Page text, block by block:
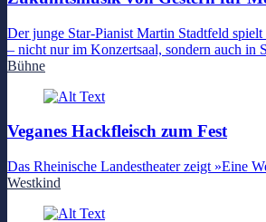
Der junge Star-Pianist Martin Stadtfeld spielt
– nicht nur im Konzertsaal, sondern auch in
Bühne
Veganes Hackfleisch zum Fest
Das Rheinische Landestheater zeigt »Eine
Westkind